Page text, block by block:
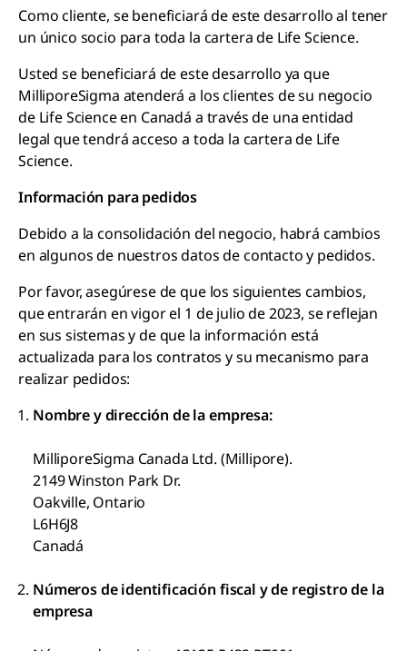
Como cliente, se beneficiará de este desarrollo al tener
un único socio para toda la cartera de Life Science.
Usted se beneficiará de este desarrollo ya que
MilliporeSigma atenderá a los clientes de su negocio
de Life Science en Canadá a través de una entidad
legal que tendrá acceso a toda la cartera de Life
Science.
Información para pedidos
Debido a la consolidación del negocio, habrá cambios
en algunos de nuestros datos de contacto y pedidos.
Por favor, asegúrese de que los siguientes cambios,
que entrarán en vigor el 1 de julio de 2023, se reflejan
en sus sistemas y de que la información está
actualizada para los contratos y su mecanismo para
realizar pedidos:
Nombre y dirección de la empresa:
MilliporeSigma Canada Ltd. (Millipore).
2149 Winston Park Dr.
Oakville, Ontario
L6H6J8
Canadá
Números de identificación fiscal y de registro de la
empresa